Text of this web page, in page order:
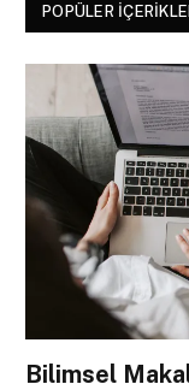
POPÜLER
Bilimsel